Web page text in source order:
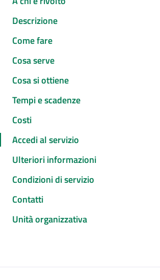
Descrizione
Come fare
Cosa serve
Cosa si ottiene
Tempi e scadenze
Costi
Accedi al servizio
Ulteriori informazioni
Condizioni di servizio
Contatti
Unità organizzativa